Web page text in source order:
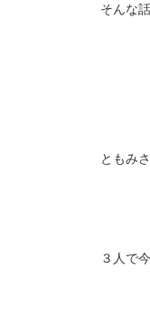
そんな
ともみ
３人で